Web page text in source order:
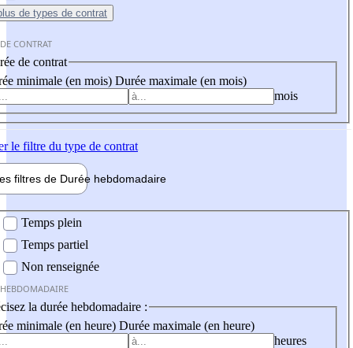
de types de contrat
CONTRAT
de contrat
minimale (en mois) Durée maximale (en mois)
mois
le filtre du type de contrat
filtres de Durée hebdomadaire
Temps plein
Temps partiel
Non renseignée
la durée hebdomadaire :
minimale (en heure) Durée maximale (en heure)
heures